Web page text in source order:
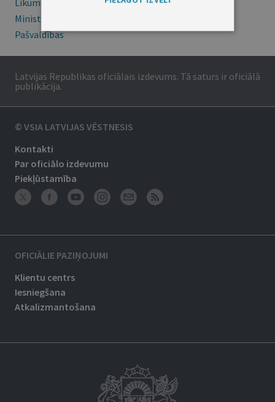
Likumi
Ministru kabineta noteikumi
Pašvaldības
Latvijas Republikas oficiālais izdevums. Tā saturs ir oficiālā
publikācija.
© VSIA LATVIJAS VĒSTNESIS
Kontakti
Par oficiālo izdevumu
Piekļūstamība
OFICIĀLIE PAZIŅOJUMI
Klientu centrs
Iesniegšana
Atkalizmantošana